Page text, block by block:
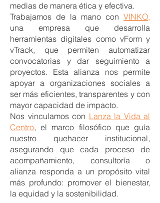
medias de manera ética y efectiva.
Trabajamos de la mano con VINKO,
una empresa que desarrolla
herramientas digitales como vForm y
vTrack, que permiten automatizar
convocatorias y dar seguimiento a
proyectos. Esta alianza nos permite
apoyar a organizaciones sociales a
ser más eficientes, transparentes y con
mayor capacidad de impacto.
Nos vinculamos con Lanza la Vida al
Centro, el marco filosófico que guía
nuestro quehacer institucional,
asegurando que cada proceso de
acompañamiento, consultoría o
alianza responda a un propósito vital
más profundo: promover el bienestar,
la equidad y la sostenibilidad.